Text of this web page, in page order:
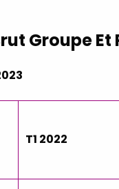
Groupe Et
T1 2022